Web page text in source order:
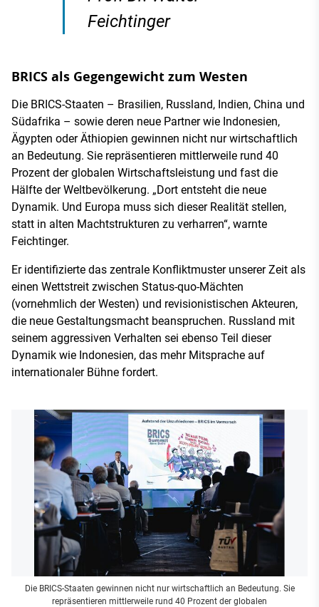
Feichtinger
BRICS als Gegengewicht zum Westen
Die BRICS-Staaten – Brasilien, Russland, Indien, China und
Südafrika – sowie deren neue Partner wie Indonesien,
Ägypten oder Äthiopien gewinnen nicht nur wirtschaftlich
an Bedeutung. Sie repräsentieren mittlerweile rund 40
Prozent der globalen Wirtschaftsleistung und fast die
Hälfte der Weltbevölkerung. „Dort entsteht die neue
Dynamik. Und Europa muss sich dieser Realität stellen,
statt in alten Machtstrukturen zu verharren“, warnte
Feichtinger.
Er identifizierte das zentrale Konfliktmuster unserer Zeit als
einen Wettstreit zwischen Status-quo-Mächten
(vornehmlich der Westen) und revisionistischen Akteuren,
die neue Gestaltungsmacht beanspruchen. Russland mit
seinem aggressiven Verhalten sei ebenso Teil dieser
Dynamik wie Indonesien, das mehr Mitsprache auf
internationaler Bühne fordert.
Die BRICS-Staaten gewinnen nicht nur wirtschaftlich an Bedeutung. Sie
repräsentieren mittlerweile rund 40 Prozent der globalen